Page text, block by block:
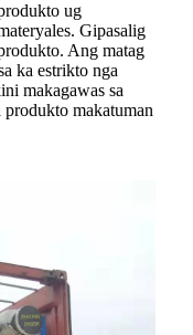
ug
Gipasalig
Ang matag
ka estrikto nga
makagawas sa
produkto makatuman